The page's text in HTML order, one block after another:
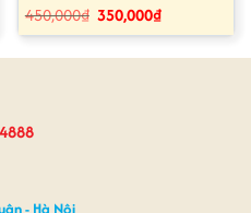
450,000₫ Giá
gốc
là:
450,000₫.
350,000₫Giá
hiện
tại
là:
- Hà Nội